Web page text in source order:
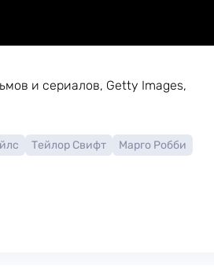
и сериалов, Getty Images,
Тейлор Свифт
Марго Робби